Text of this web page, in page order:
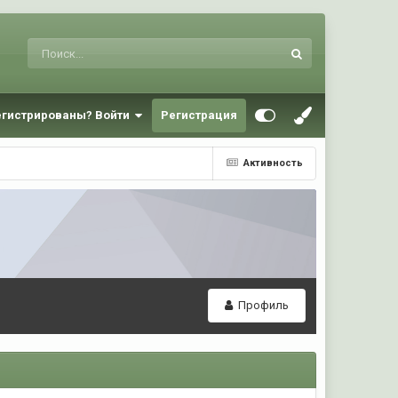
Войти Регистрация
Активность
Профиль